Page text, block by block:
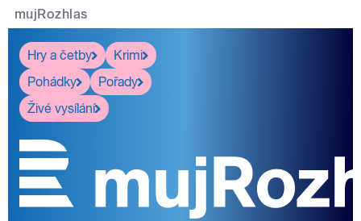
mujRozhlas
Hry a četby
Krimi
Pohádky
Pořady
Živé vysílání